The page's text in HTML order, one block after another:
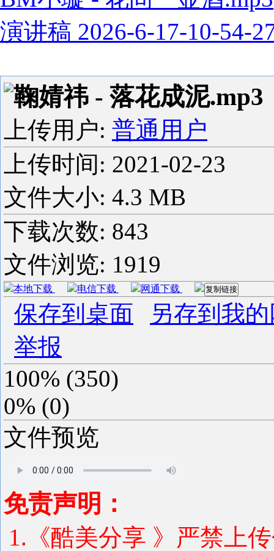
演讲稿 2026-6-17-10-54-
鞠婧祎 - 落花成泥.mp3
上传用户: 普通用户
上传时间: 2021-02-23
文件大小: 4.3 MB
下载次数: 843
文件浏览: 1919
本地下载 电信下载 网通下载 复制链接
保存到桌面
另存到我
举报
100% (350)
0% (0)
文件预览
免责声明：
1.《酷美分享 》严禁上